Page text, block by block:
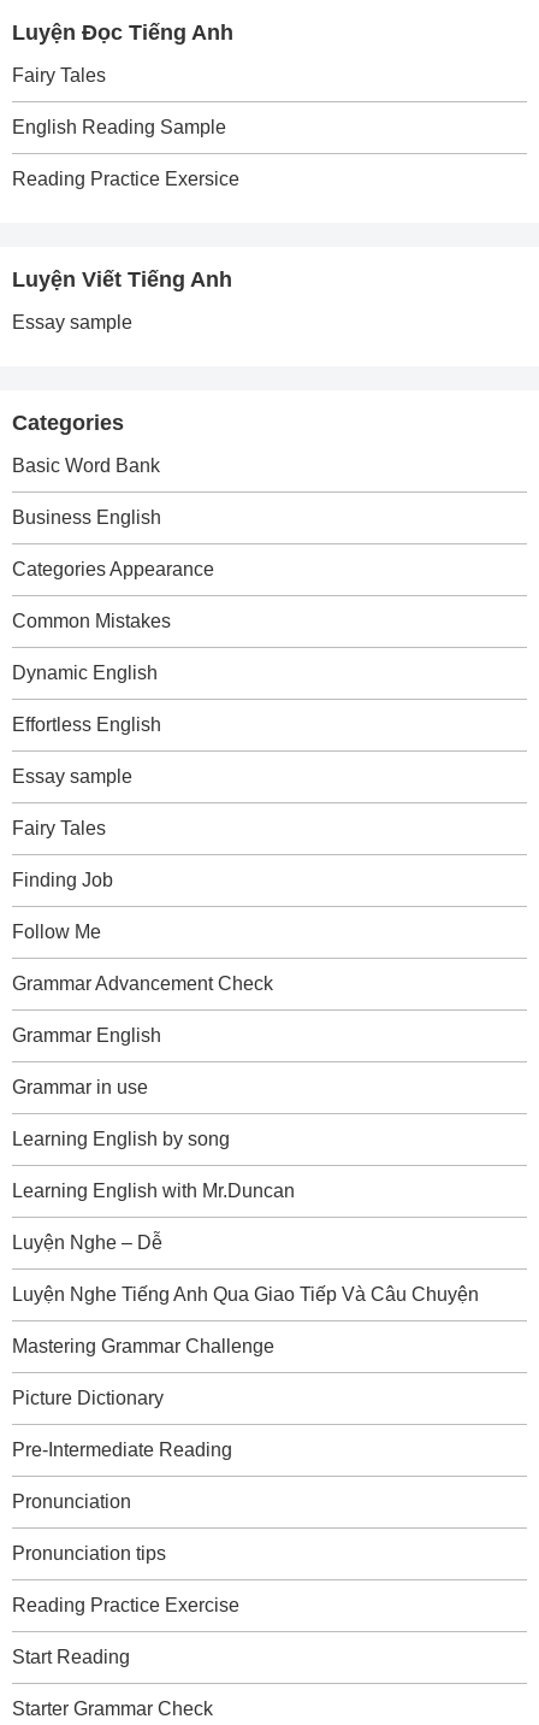
Luyện Đọc Tiếng Anh
Fairy Tales
English Reading Sample
Reading Practice Exersice
Luyện Viết Tiếng Anh
Essay sample
Categories
Basic Word Bank
Business English
Categories Appearance
Common Mistakes
Dynamic English
Effortless English
Essay sample
Fairy Tales
Finding Job
Follow Me
Grammar Advancement Check
Grammar English
Grammar in use
Learning English by song
Learning English with Mr.Duncan
Luyện Nghe – Dễ
Luyện Nghe Tiếng Anh Qua Giao Tiếp Và Câu Chuyện
Mastering Grammar Challenge
Picture Dictionary
Pre-Intermediate Reading
Pronunciation
Pronunciation tips
Reading Practice Exercise
Start Reading
Starter Grammar Check